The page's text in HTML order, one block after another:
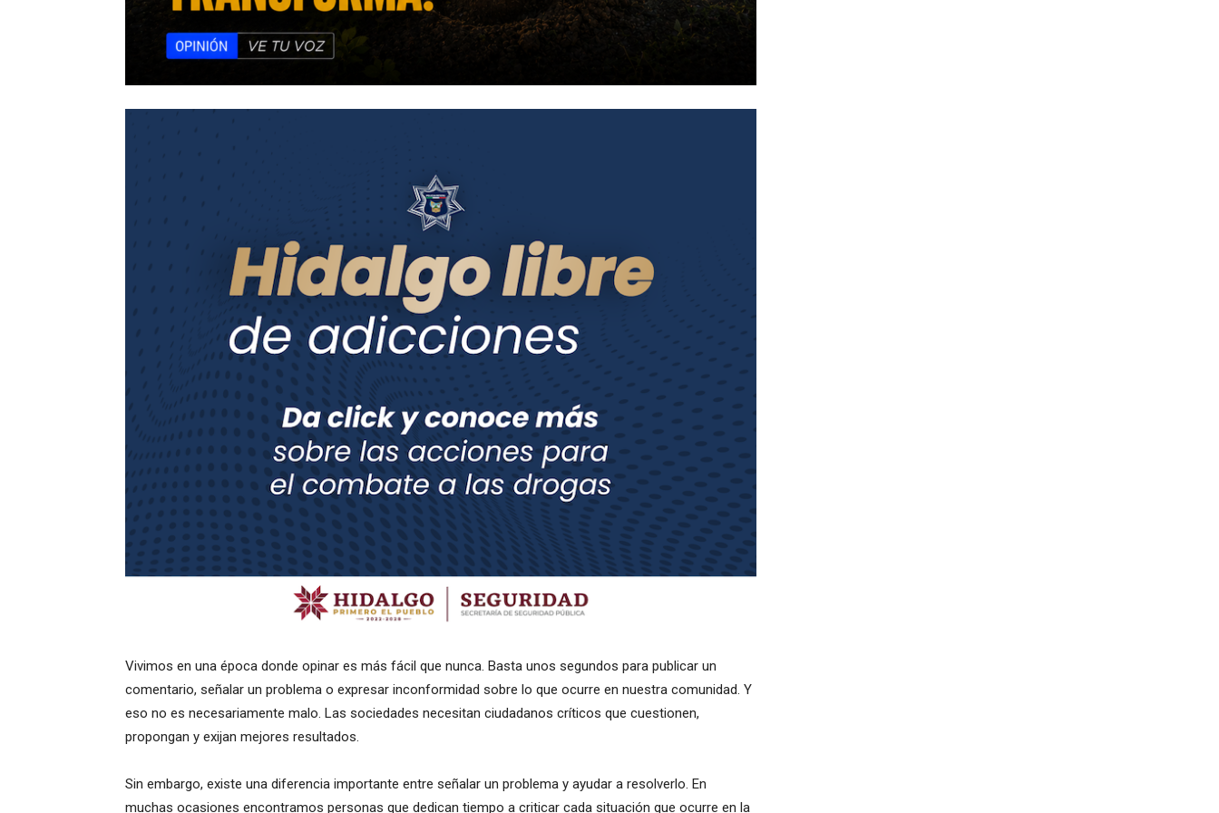
Vivimos en una época donde opinar es más fácil que nunca. Basta unos segundos para publicar un
comentario, señalar un problema o expresar inconformidad sobre lo que ocurre en nuestra comunidad. Y
eso no es necesariamente malo. Las sociedades necesitan ciudadanos críticos que cuestionen,
propongan y exijan mejores resultados.
Sin embargo, existe una diferencia importante entre señalar un problema y ayudar a resolverlo. En
muchas ocasiones encontramos personas que dedican tiempo a criticar cada situación que ocurre en la